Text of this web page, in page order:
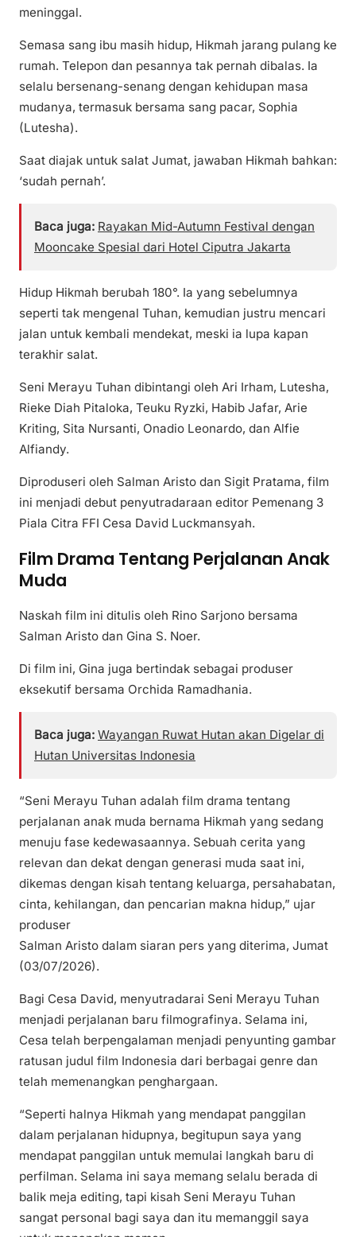
meninggal.
Semasa sang ibu masih hidup, Hikmah jarang pulang ke
rumah. Telepon dan pesannya tak pernah dibalas. Ia
selalu bersenang-senang dengan kehidupan masa
mudanya, termasuk bersama sang pacar, Sophia
(Lutesha).
Saat diajak untuk salat Jumat, jawaban Hikmah bahkan:
‘sudah pernah’.
Baca juga: Rayakan Mid-Autumn Festival dengan
Mooncake Spesial dari Hotel Ciputra Jakarta
Hidup Hikmah berubah 180°. Ia yang sebelumnya
seperti tak mengenal Tuhan, kemudian justru mencari
jalan untuk kembali mendekat, meski ia lupa kapan
terakhir salat.
Seni Merayu Tuhan dibintangi oleh Ari Irham, Lutesha,
Rieke Diah Pitaloka, Teuku Ryzki, Habib Jafar, Arie
Kriting, Sita Nursanti, Onadio Leonardo, dan Alfie
Alfiandy.
Diproduseri oleh Salman Aristo dan Sigit Pratama, film
ini menjadi debut penyutradaraan editor Pemenang 3
Piala Citra FFI Cesa David Luckmansyah.
Film Drama Tentang Perjalanan Anak
Muda
Naskah film ini ditulis oleh Rino Sarjono bersama
Salman Aristo dan Gina S. Noer.
Di film ini, Gina juga bertindak sebagai produser
eksekutif bersama Orchida Ramadhania.
Baca juga: Wayangan Ruwat Hutan akan Digelar di
Hutan Universitas Indonesia
“Seni Merayu Tuhan adalah film drama tentang
perjalanan anak muda bernama Hikmah yang sedang
menuju fase kedewasaannya. Sebuah cerita yang
relevan dan dekat dengan generasi muda saat ini,
dikemas dengan kisah tentang keluarga, persahabatan,
cinta, kehilangan, dan pencarian makna hidup,” ujar
produser
Salman Aristo dalam siaran pers yang diterima, Jumat
(03/07/2026).
Bagi Cesa David, menyutradarai Seni Merayu Tuhan
menjadi perjalanan baru filmografinya. Selama ini,
Cesa telah berpengalaman menjadi penyunting gambar
ratusan judul film Indonesia dari berbagai genre dan
telah memenangkan penghargaan.
“Seperti halnya Hikmah yang mendapat panggilan
dalam perjalanan hidupnya, begitupun saya yang
mendapat panggilan untuk memulai langkah baru di
perfilman. Selama ini saya memang selalu berada di
balik meja editing, tapi kisah Seni Merayu Tuhan
sangat personal bagi saya dan itu memanggil saya